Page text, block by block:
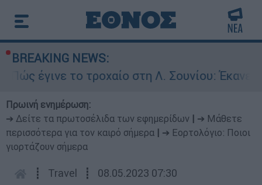
BREAKING NEWS:
το τροχαίο στη Λ. Σουνίου: Έκανε
Πρωινή ενημέρωση:
➔ Δείτε τα πρωτοσέλιδα των εφημερίδων
➔ Μάθετε
περισσότερα για τον καιρό σήμερα
➔ Εορτολόγιο: Ποιοι
γιορτάζουν σήμερα
┋ Travel ┋ 08.05.2023 07:30